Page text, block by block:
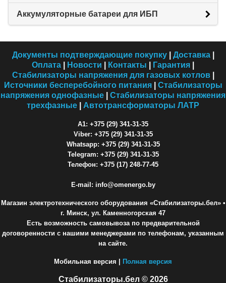
Аккумуляторные батареи для ИБП
Документы подтверждающие покупку| Доставка|
Оплата
Новости Контакты Гарантия
Стабилизаторы напряжения для газовых котлов|
Источники бесперебойного питания| Стабилизаторы
напряжения однофазные
Стабилизаторы напряжения
трехфазные
Автотрансформаторы ЛАТР
A1: +375 (29) 341-31-35
Viber: +375 (29) 341-31-35
Whatsapp: +375 (29) 341-31-35
Telegram: +375 (29) 341-31-35
Телефон: +375 (17) 248-77-45
E-mail: info@omenergo.by
Магазин электротехнического оборудования «Стабилизаторы.бел»•
г. Минск, ул. Каменногорская 47
Есть возможность самовывоза по предварительной
договоренности с нашими менеджерами по телефонам, указанным
на сайте.
Мобильная версия | Полная версия
Стабилизаторы.бел © 2026